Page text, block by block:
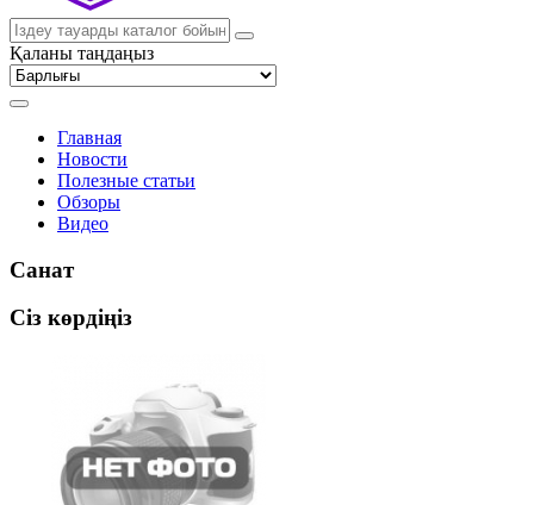
Қаланы таңдаңыз
Главная
Новости
Полезные статьи
Обзоры
Видео
Санат
Сіз көрдіңіз